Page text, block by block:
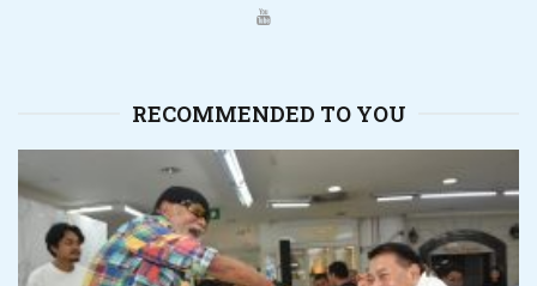
RECOMMENDED TO YOU